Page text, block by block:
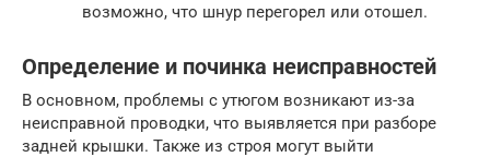
возможно, что шнур перегорел или отошел.
Определение и починка неисправностей
В основном, проблемы с утюгом возникают из-за
неисправной проводки, что выявляется при разборе
задней крышки. Также из строя могут выйти